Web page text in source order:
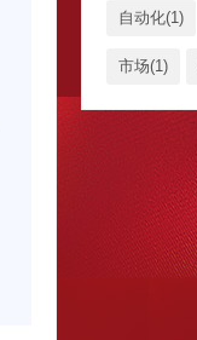
自动化(1)
市场(1)